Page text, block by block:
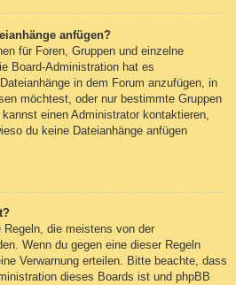
anfügen?
für Foren, Gruppen und einzelne
Board-Administration hat es
in dem Forum anzufügen, in
möchtest, oder nur bestimmte Gruppen
einen Administrator kontaktieren,
du keine Dateianhänge anfügen
Regeln, die meistens von der
Wenn du gegen eine dieser Regeln
Verwarnung erteilen. Bitte beachte, dass
dieses Boards ist und phpBB